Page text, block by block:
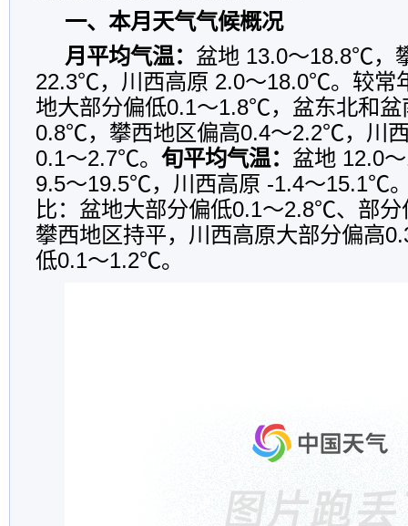
一、本月天气气候概况
月平均气温： 盆地 13.0～18.8℃，
22.3℃，川西高原 2.0～18.0℃。较常
地大部分偏低0.1～1.8℃，盆东北和盆
0.8℃，攀西地区偏高0.4～2.2℃，川
0.1～2.7℃。 旬平均气温： 盆地 12.0
9.5～19.5℃，川西高原 -1.4～15.1℃
比：盆地大部分偏低0.1～2.8℃、部
攀西地区持平，川西高原大部分偏高
低0.1～1.2℃。